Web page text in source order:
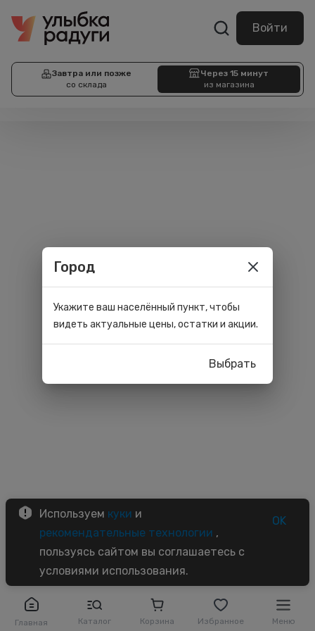
Войти
Завтра или позже
со склада
Через 15 минут
из магазина
Главная Каталог Корзина Избранное Меню
Используем куки и
рекомендательные технологии ,
пользуясь сайтом вы соглашаетесь с
условиями использования.
OK
Город
Укажите ваш населённый пункт, чтобы
видеть актуальные цены, остатки и акции.
Выбрать